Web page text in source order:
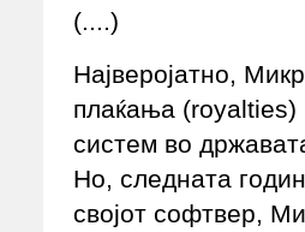
(....)
Најверојатно,
плаќања (royalties)
систем во
Но, следната
својот софтвер,